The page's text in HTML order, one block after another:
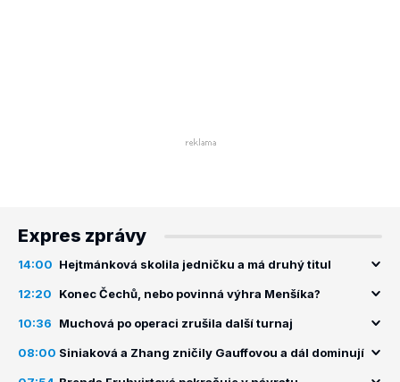
Expres zprávy
14:00 Hejtmánková skolila jedničku a má druhý titul
12:20 Konec Čechů, nebo povinná výhra Menšíka?
10:36 Muchová po operaci zrušila další turnaj
08:00 Siniaková a Zhang zničily Gauffovou a dál dominují